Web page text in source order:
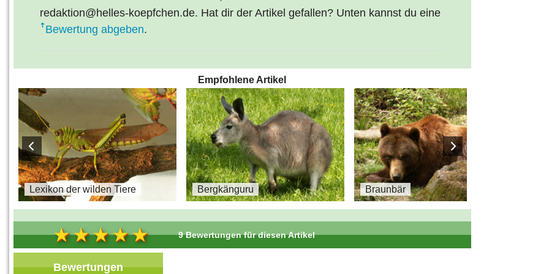
redaktion@helles-koepfchen.de. Hat dir der Artikel gefallen? Unten kannst du eine
Bewertung abgeben.
Empfohlene Artikel
Lexikon der wilden Tiere
Bergkänguru Braunbär
9 Bewertungen für diesen Artikel
Bewertungen